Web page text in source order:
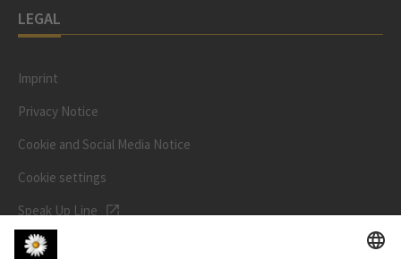
LEGAL
Imprint
Privacy Notice
Cookie and Social Media Notice
Cookie settings
Speak Up Line
STOCK PRICE